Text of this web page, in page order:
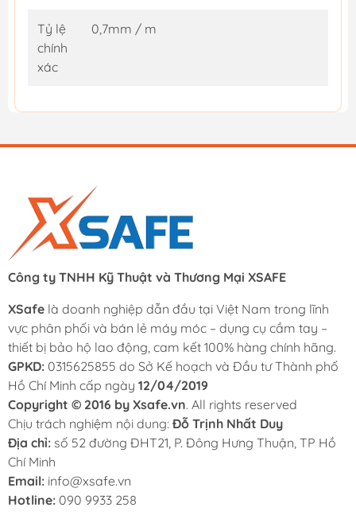
Tỷ lệ
chính
xác
0,7mm / m
Công ty TNHH Kỹ Thuật và Thương Mại XSAFE
XSafe là doanh nghiệp dẫn đầu tại Việt Nam trong lĩnh
vực phân phối và bán lẻ máy móc – dụng cụ cầm tay –
thiết bị bảo hộ lao động, cam kết 100% hàng chính hãng.
GPKD: 0315625855 do Sở Kế hoạch và Đầu tư Thành phố
Hồ Chí Minh cấp ngày 12/04/2019
Copyright © 2016 by Xsafe.vn. All rights reserved
Chịu trách nghiệm nội dung: Đỗ Trịnh Nhất Duy
Địa chỉ: số 52 đường ĐHT21, P. Đông Hưng Thuận, TP Hồ
Chí Minh
Email: info@xsafe.vn
Hotline: 090 9933 258